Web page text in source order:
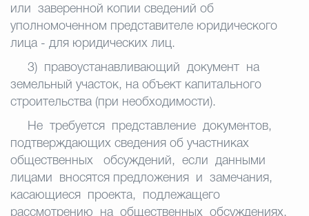
или заверенной копии сведений об
уполномоченном представителе юридического
лица - для юридических лиц.
3) правоустанавливающий документ на
земельный участок, на объект капитального
строительства (при необходимости).
Не требуется представление документов,
подтверждающих сведения об участниках
общественных обсуждений, если данными
лицами вносятся предложения и замечания,
касающиеся проекта, подлежащего
рассмотрению на общественных обсуждениях,